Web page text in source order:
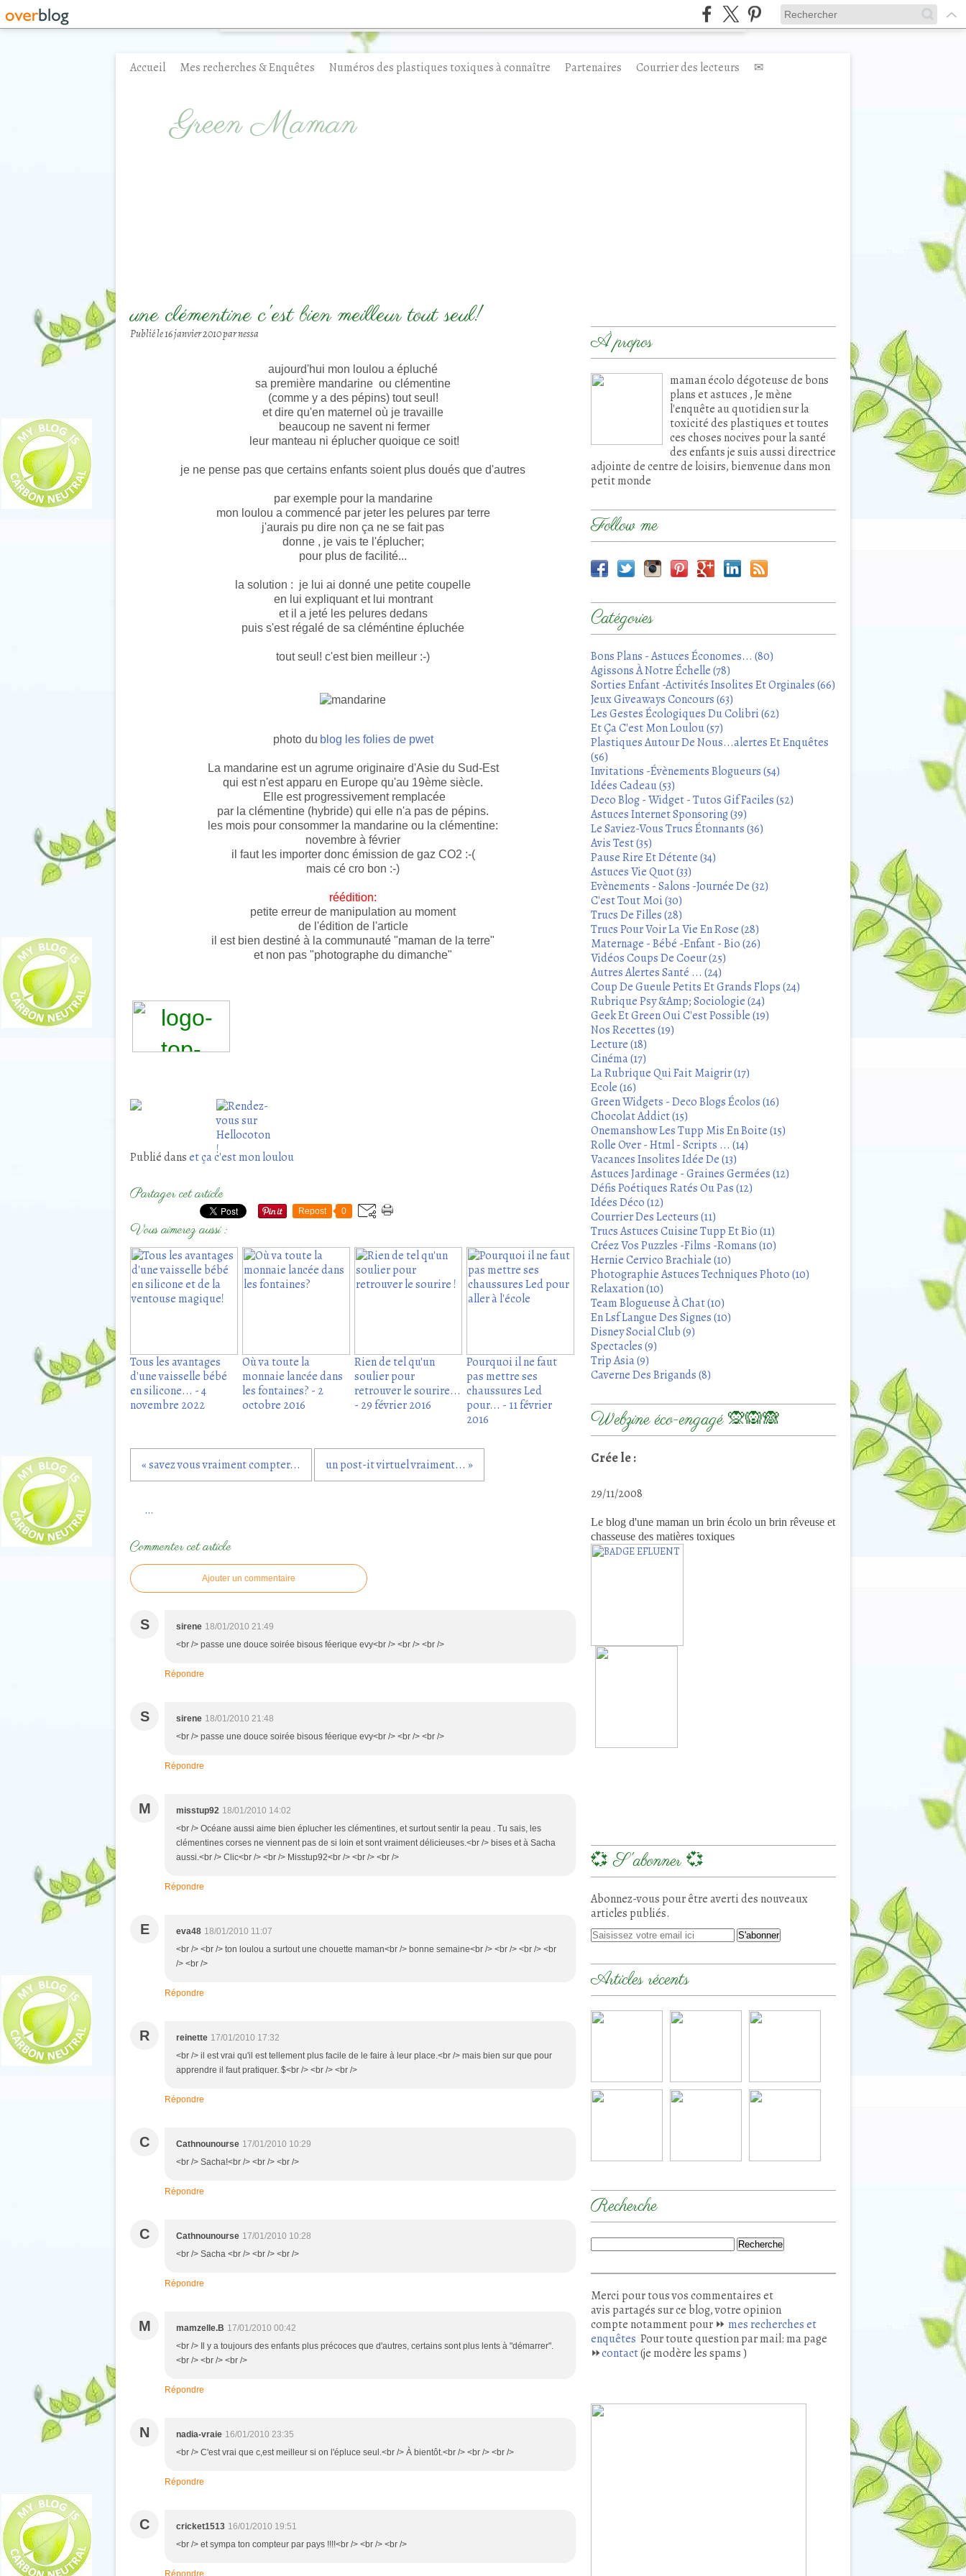
Green Maman
Accueil Mes recherches & Enquêtes Numéros des plastiques toxiques à connaître Partenaires Courrier des lecteurs
✉
une clémentine c'est bien meilleur tout seul!
Publié le16 janvier 2010par nessa
aujourd'hui mon loulou a épluché
sa première mandarine ou clémentine
(comme y a des pépins) tout seul!
et dire qu'en maternel où je travaille
beaucoup ne savent ni fermer
leur manteau ni éplucher quoique ce soit!
je ne pense pas que certains enfants soient plus doués que d'autres
par exemple pour la mandarine
mon loulou a commencé par jeter les pelures par terre
j'aurais pu dire non ça ne se fait pas
donne , je vais te l'éplucher;
pour plus de facilité...
la solution : je lui ai donné une petite coupelle
en lui expliquant et lui montrant
et il a jeté les pelures dedans
puis s'est régalé de sa cléméntine épluchée
tout seul! c'est bien meilleur :-)
photo du blog les folies de pwet
La mandarine est un agrume originaire d'Asie du Sud-Est
qui est n'est apparu en Europe qu'au 19ème siècle.
Elle est progressivement remplacée
par la clémentine (hybride) qui elle n'a pas de pépins.
les mois pour consommer la mandarine ou la clémentine:
novembre à février
il faut les importer donc émission de gaz CO2 :-(
mais cé cro bon :-)
réédition:
petite erreur de manipulation au moment
de l'édition de l'article
il est bien destiné à la communauté "maman de la terre"
et non pas "photographe du dimanche"
Publié danset ça c'est mon loulou
Partager cet article
Repost 0
Vous aimerez aussi :
Tous les avantages
d'une vaisselle bébé
en silicone... - 4
novembre 2022
Où va toute la
monnaie lancée dans
les fontaines? - 2
octobre 2016
Rien de tel qu'un
soulier pour
retrouver le sourire...
- 29 février 2016
Pourquoi il ne faut
pas mettre ses
chaussures Led
pour... - 11 février
2016
« savez vous vraiment compter... un post-it virtuel vraiment... »
…
Commenter cet article
Ajouter un commentaire
S sirene 18/01/2010 21:49
<br /> passe une douce soirée bisous féerique evy<br /> <br /> <br />
Répondre
S sirene 18/01/2010 21:48
<br /> passe une douce soirée bisous féerique evy<br /> <br /> <br />
Répondre
M misstup92 18/01/2010 14:02
<br /> Océane aussi aime bien éplucher les clémentines, et surtout sentir la peau . Tu sais, les
clémentines corses ne viennent pas de si loin et sont vraiment délicieuses.<br /> bises et à Sacha
aussi.<br /> Clic<br /> <br /> Misstup92<br /> <br /> <br />
Répondre
E eva48 18/01/2010 11:07
<br /> <br /> ton loulou a surtout une chouette maman<br /> bonne semaine<br /> <br /> <br /> <br
/> <br />
Répondre
R reinette 17/01/2010 17:32
<br /> il est vrai qu'il est tellement plus facile de le faire à leur place.<br /> mais bien sur que pour
apprendre il faut pratiquer. $<br /> <br /> <br />
Répondre
C Cathnounourse 17/01/2010 10:29
<br /> Sacha!<br /> <br /> <br />
Répondre
C Cathnounourse 17/01/2010 10:28
<br /> Sacha <br /> <br /> <br />
Répondre
M mamzelle.B 17/01/2010 00:42
<br /> Il y a toujours des enfants plus précoces que d'autres, certains sont plus lents à "démarrer".
<br /> <br /> <br />
Répondre
N nadia-vraie 16/01/2010 23:35
<br /> C'est vrai que c,est meilleur si on l'épluce seul.<br /> À bientôt.<br /> <br /> <br />
Répondre
C cricket1513 16/01/2010 19:51
<br /> et sympa ton compteur par pays !!!!<br /> <br /> <br />
Répondre
À propos
maman écolo dégoteuse de bons
plans et astuces , Je mène
l'enquête au quotidien sur la
toxicité des plastiques et toutes
ces choses nocives pour la santé
des enfants je suis aussi directrice
adjointe de centre de loisirs, bienvenue dans mon
petit monde
Follow me
Catégories
Bons Plans - Astuces Économes... (80)
Agissons À Notre Échelle (78)
Sorties Enfant -Activités Insolites Et Orginales (66)
Jeux Giveaways Concours (63)
Les Gestes Écologiques Du Colibri (62)
Et Ça C'est Mon Loulou (57)
Plastiques Autour De Nous...alertes Et Enquêtes
(56)
Invitations -Évènements Blogueurs (54)
Idées Cadeau (53)
Deco Blog - Widget - Tutos Gif Faciles (52)
Astuces Internet Sponsoring (39)
Le Saviez-Vous Trucs Étonnants (36)
Avis Test (35)
Pause Rire Et Détente (34)
Astuces Vie Quot (33)
Evènements - Salons -Journée De (32)
C'est Tout Moi (30)
Trucs De Filles (28)
Trucs Pour Voir La Vie En Rose (28)
Maternage - Bébé -Enfant - Bio (26)
Vidéos Coups De Coeur (25)
Autres Alertes Santé ... (24)
Coup De Gueule Petits Et Grands Flops (24)
Rubrique Psy &Amp; Sociologie (24)
Geek Et Green Oui C'est Possible (19)
Nos Recettes (19)
Lecture (18)
Cinéma (17)
La Rubrique Qui Fait Maigrir (17)
Ecole (16)
Green Widgets - Deco Blogs Écolos (16)
Chocolat Addict (15)
Onemanshow Les Tupp Mis En Boite (15)
Rolle Over - Html - Scripts ... (14)
Vacances Insolites Idée De (13)
Astuces Jardinage - Graines Germées (12)
Défis Poétiques Ratés Ou Pas (12)
Idées Déco (12)
Courrier Des Lecteurs (11)
Trucs Astuces Cuisine Tupp Et Bio (11)
Créez Vos Puzzles -Films -Romans (10)
Hernie Cervico Brachiale (10)
Photographie Astuces Techniques Photo (10)
Relaxation (10)
Team Blogueuse À Chat (10)
En Lsf Langue Des Signes (10)
Disney Social Club (9)
Spectacles (9)
Trip Asia (9)
Caverne Des Brigands (8)
Webzine éco-engagé 🙊🙉🙈
Crée le :
29/11/2008
Le blog d'une maman un brin écolo un brin rêveuse et
chasseuse des matières toxiques
💞 S'abonner 💞
Abonnez-vous pour être averti des nouveaux
articles publiés.
Articles récents
Recherche
Merci pour tous vos commentaires et
avis partagés sur ce blog, votre opinion
compte notamment pour ⏩ mes recherches et
enquêtes Pour toute question par mail: ma page
⏩contact(je modère les spams )